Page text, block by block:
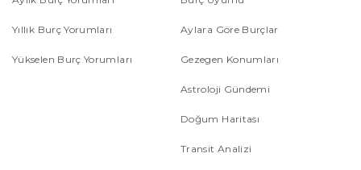
Yıllık Burç Yorumları
Yükselen Burç Yorumları
Aylara Göre Burçlar
Gezegen Konumları
Astroloji Gündemi
Doğum Haritası
Transit Analizi